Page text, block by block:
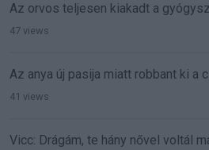
Az orvos teljesen kiakadt a
47 views
Az anya új pasija miatt robbant ki a
41 views
Vicc: Drágám, te hány nővel voltál